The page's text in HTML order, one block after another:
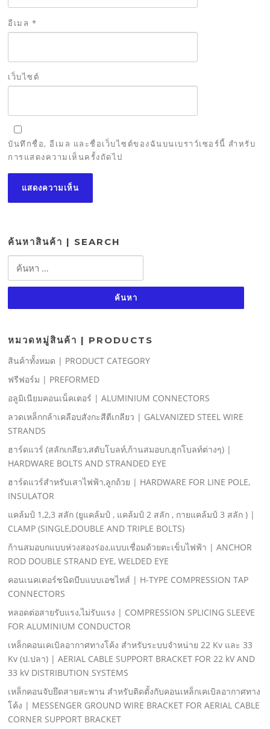
อีเมล *
เว็บไซต์
บันทึกชื่อ, อีเมล และชื่อเว็บไซต์ของฉันบนเบราว์เซอร์นี้ สำหรับ
การแสดงความเห็นครั้งถัดไป
ค้นหาสินค้า | SEARCH
ค้นหา
สำหรับ:
หมวดหมู่สินค้า | PRODUCTS
สินค้าทั้งหมด | PRODUCT CATEGORY
ฟรีฟอร์ม | PREFORMED
อลูมิเนียมคอนเน็คเตอร์ | ALUMINIUM CONNECTORS
ลวดเหล็กกล้าเคลือบสังกะสีตีเกลียว | GALVANIZED STEEL WIRE
STRANDS
ฮาร์ดแวร์ (สลักเกลียว,สตับโบลท์,ก้านสมอบก,ฮุกโบลท์ต่างๆ) |
HARDWARE BOLTS AND STRANDED EYE
ฮาร์ดแวร์สําหรับเสาไฟฟ้า,ลูกถ้วย | HARDWARE FOR LINE POLE,
INSULATOR
แคล้มป์ 1,2,3 สลัก (ยูแคล้มป์ , แคล้มป์ 2 สลัก , กายแคล้มป์ 3 สลัก ) |
CLAMP (SINGLE,DOUBLE AND TRIPLE BOLTS)
ก้านสมอบกแบบห่วงสองร่อง,แบบเชื่อมด้วยตะเข็บไฟฟ้า | ANCHOR
ROD DOUBLE STRAND EYE, WELDED EYE
คอนเนคเตอร์ชนิดบีบแบบเอชไทส์ | H-TYPE COMPRESSION TAP
CONNECTORS
หลอดต่อสายรับแรง,ไม่รับแรง | COMPRESSION SPLICING SLEEVE
FOR ALUMINIUM CONDUCTOR
เหล็กคอนเคเบิลอากาศทางโค้ง สําหรับระบบจําหน่าย 22 Kv และ 33
Kv (ป.ปลา) | AERIAL CABLE SUPPORT BRACKET FOR 22 kV AND
33 kV DISTRIBUTION SYSTEMS
เหล็กคอนจับยึดสายสะพาน สําหรับติดตั้งกับคอนเหล็กเคเบิลอากาศทาง
โค้ง | MESSENGER GROUND WIRE BRACKET FOR AERIAL CABLE
CORNER SUPPORT BRACKET